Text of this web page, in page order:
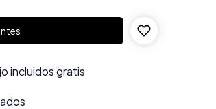
incluidos gratis